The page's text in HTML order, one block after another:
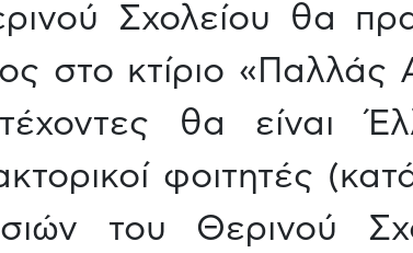
Σχολείου θα
στο κτίριο «Παλλάς
θα είναι
φοιτητές
του Θερινού